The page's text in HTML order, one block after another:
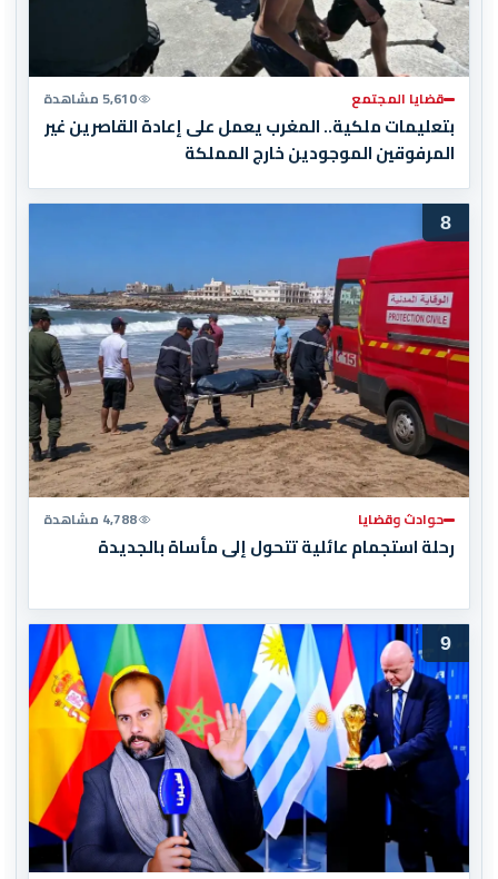
قضايا المجتمع 5,610 مشاهدة
بتعليمات ملكية.. المغرب يعمل على إعادة القاصرين غير
المرفوقين الموجودين خارج المملكة
8
حوادث وقضايا 4,788 مشاهدة
رحلة استجمام عائلية تتحول إلى مأساة بالجديدة
9